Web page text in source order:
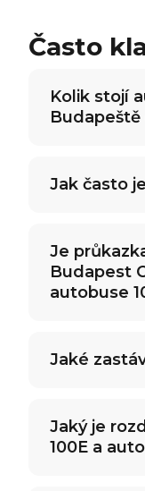
Často
Kolik stojí
Jak často
Je
Budapest
autobuse
Jaké
Jaký je
100E a